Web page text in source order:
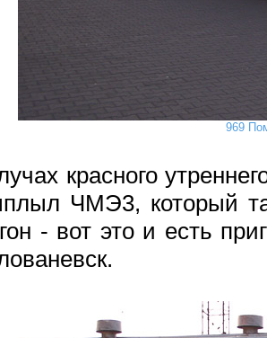
969
красного
ЧМЭ3, который
- вот это и есть